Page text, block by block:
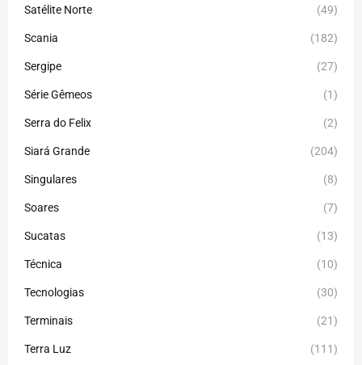
Satélite Norte (49)
Scania (182)
Sergipe (27)
Série Gêmeos (1)
Serra do Felix (2)
Siará Grande (204)
Singulares (8)
Soares (7)
Sucatas (13)
Técnica (10)
Tecnologias (30)
Terminais (21)
Terra Luz (111)